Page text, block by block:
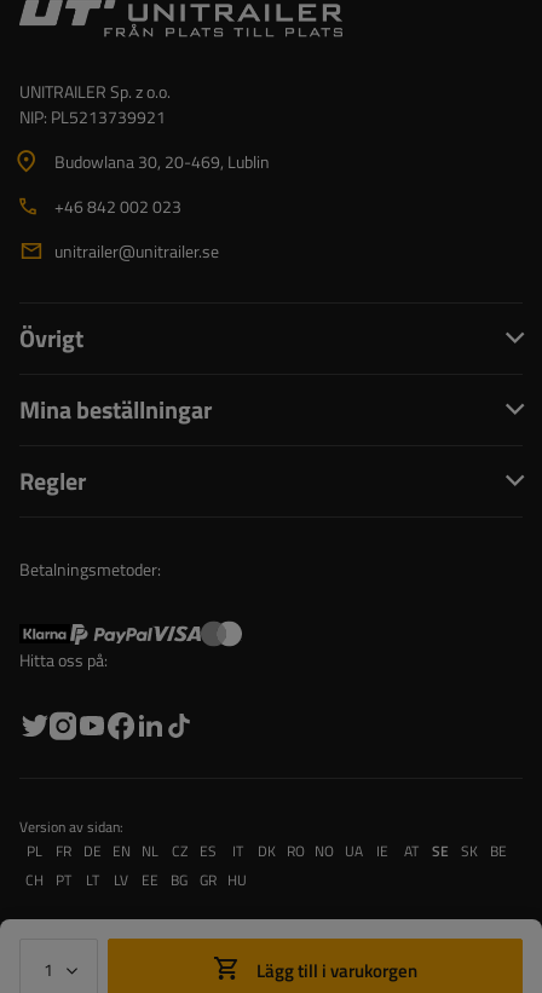
Lägg till i varukorgen
UNITRAILER Sp. z o.o.
NIP: PL5213739921
Budowlana 30, 20-469, Lublin
+46 842 002 023
unitrailer@unitrailer.se
Övrigt
Mina beställningar
Regler
Betalningsmetoder:
Hitta oss på:
Version av sidan:
PL
FR DE EN NL CZ ES IT DK RO NO UA IE AT SE SK BE
CH
PT LT LV EE BG GR HU